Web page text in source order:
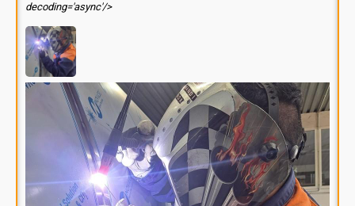
decoding='async'/>